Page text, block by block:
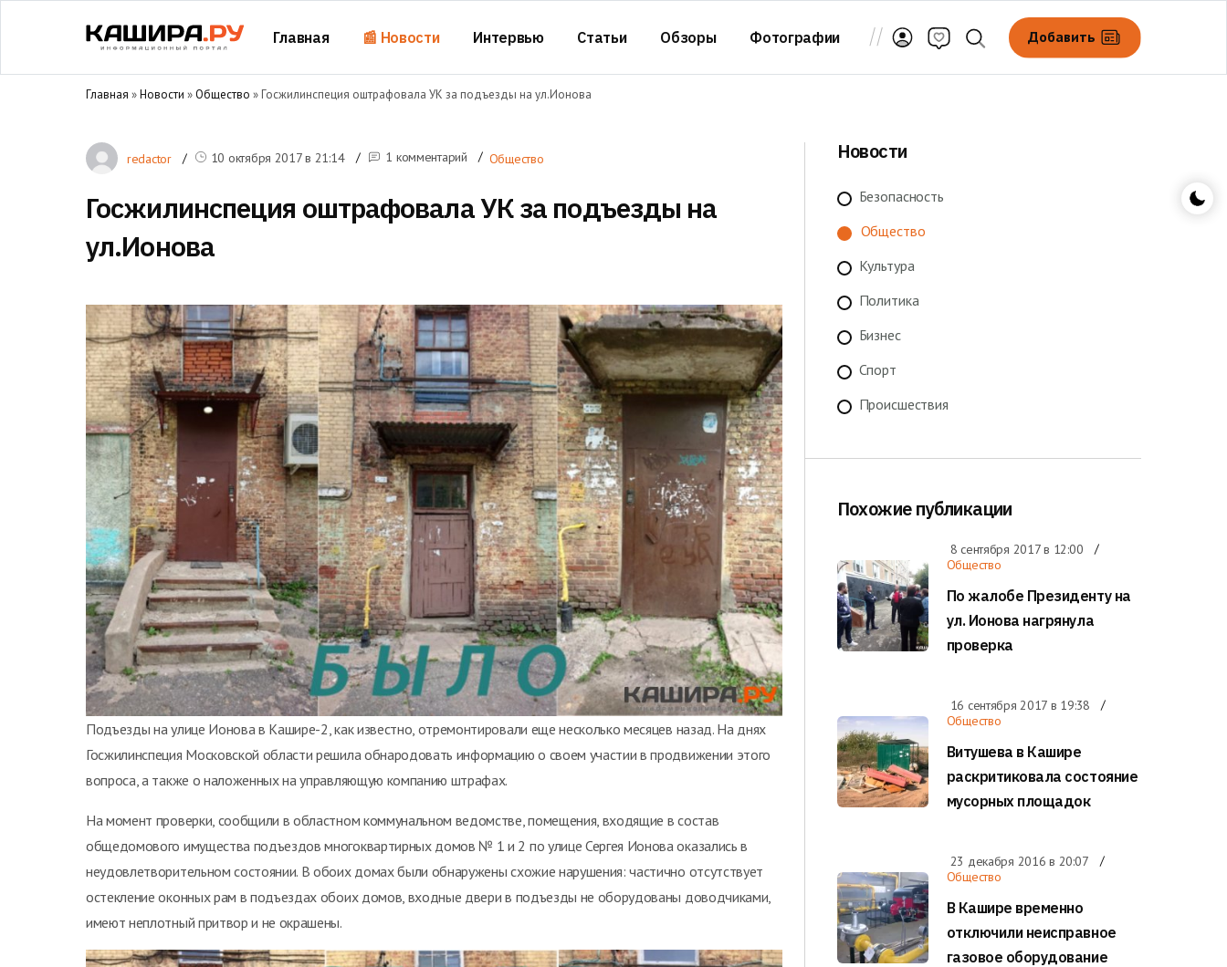
Главная 📰 Новости Интервью Статьи Обзоры Фотографии Добавить
Главная »Новости »Общество » Госжилинспеция оштрафовала УК за подъезды на ул.Ионова
redactor 10 октября 2017 в 21:14 1 комментарий Общество
Госжилинспеция оштрафовала УК за подъезды на
ул.Ионова
Подъезды на улице Ионова в Кашире-2, как известно, отремонтировали еще несколько месяцев назад. На днях
Госжилинспеция Московской области решила обнародовать информацию о своем участии в продвижении этого
вопроса, а также о наложенных на управляющую компанию штрафах.
На момент проверки, сообщили в областном коммунальном ведомстве, помещения, входящие в состав
общедомового имущества подъездов многоквартирных домов № 1 и 2 по улице Сергея Ионова оказались в
неудовлетворительном состоянии. В обоих домах были обнаружены схожие нарушения: частично отсутствует
остекление оконных рам в подъездах обоих домов, входные двери в подъезды не оборудованы доводчиками,
имеют неплотный притвор и не окрашены.
Новости
Безопасность
Общество
Культура
Политика
Бизнес
Спорт
Происшествия
Похожие публикации
8 сентября 2017 в 12:00
Общество
По жалобе Президенту на
ул. Ионова нагрянула
проверка
16 сентября 2017 в 19:38
Общество
Витушева в Кашире
раскритиковала состояние
мусорных площадок
23 декабря 2016 в 20:07
Общество
В Кашире временно
отключили неисправное
газовое оборудование